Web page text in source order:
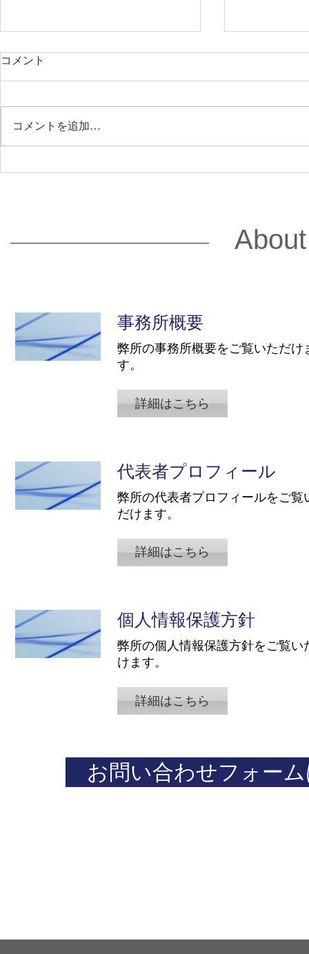
2026.3.3 BAILA 4月号の士業
2025.11.6 11月19日 株式会社
備室が押さ
代表寺島
コメント
コメントを追加…
事務所概要
弊所の事務所概要をご覧いただけ
す。
詳細はこちら
代表者プロフィール
弊所の代表者プロフィールをご覧
だけます。
詳細はこちら
個人情報保護方針
弊所の個人情報保護方針をご覧い
けます。
詳細はこちら
お問い合わせフォー
受付時間終了後のお問い合わせは翌営業